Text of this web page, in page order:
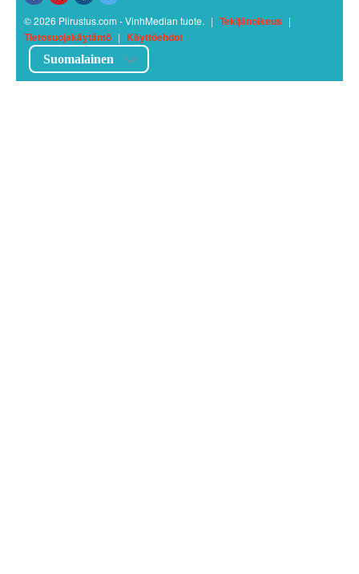
© 2026 Piirustus.com - VinhMedian tuote. | Tekijänoikeus |
Tietosuojakäytäntö | Käyttöehdot
Suomalainen